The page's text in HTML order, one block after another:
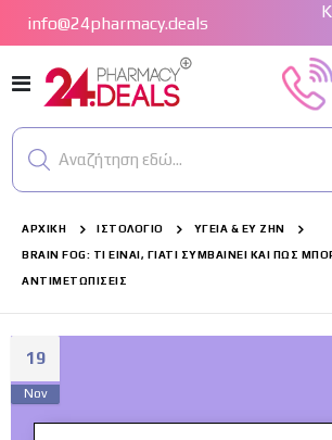
info@24pharmacy.deals
Εναλλαγή
Πλοήγησης
Αναζήτηση εδώ...
ΑΡΧΙΚΉ ΙΣΤΟΛΌΓΙΟ ΥΓΕΊΑ & ΕΥ ΖΗΝ
BRAIN FOG: ΤΙ ΕΊΝΑΙ, ΓΙΑΤΊ ΣΥΜΒΑΊΝΕΙ ΚΑΙ ΠΏΣ
ΑΝΤΙΜΕΤΩΠΊΣΕΙΣ
19
Nov